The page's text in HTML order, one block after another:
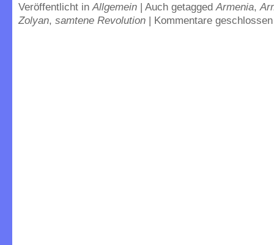
Veröffentlicht inAllgemein | Auch getaggedArmenia,
Zolyan, samtene Revolution | Kommentare geschlossen